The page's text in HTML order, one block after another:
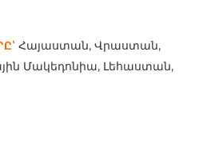
Հայաստան, Վրաստան,
Մակեդոնիա, Լեհաստան,